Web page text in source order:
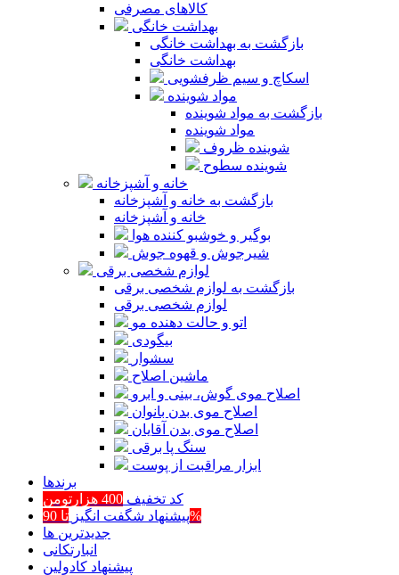
کالاهای مصرفی
بهداشت خانگی
بازگشت به بهداشت خانگی
بهداشت خانگی
اسکاچ و سیم ظرفشویی
مواد شوینده
بازگشت به مواد شوینده
مواد شوینده
شوینده ظروف
شوینده سطوح
خانه و آشپزخانه
بازگشت به خانه و آشپزخانه
خانه و آشپزخانه
بوگیر و خوشبو کننده هوا
شیرجوش و قهوه جوش
لوازم شخصی برقی
بازگشت به لوازم شخصی برقی
لوازم شخصی برقی
اتو و حالت دهنده مو
بیگودی
سشوار
ماشین اصلاح
اصلاح موی گوش، بینی و ابرو
اصلاح موی بدن بانوان
اصلاح موی بدن آقایان
سنگ پا برقی
ابزار مراقبت از پوست
برند‌ها
کد تخفیف 400 هزارتومن
پیشنهاد شگفت انگیزتا 90%
جدیدترین ها
انبارتکانی
پیشنهاد کادولین